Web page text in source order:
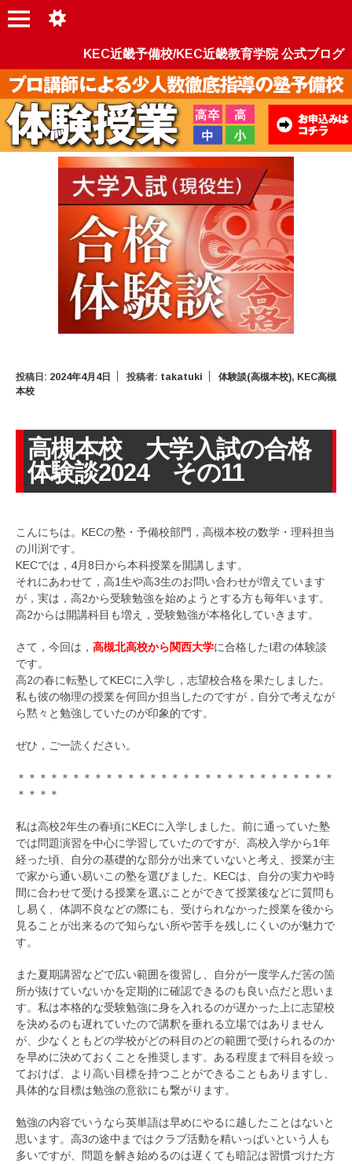
KEC近畿予備校/KEC近畿教育学院 公式ブログ
投稿日: 2024年4月4日 投稿者: takatuki 体験談(高槻本校), KEC高槻
本校
高槻本校 大学入試の合格
体験談2024 その11
こんにちは。KECの塾・予備校部門，高槻本校の数学・理科担当
の川渕です。
KECでは，4月8日から本科授業を開講します。
それにあわせて，高1生や高3生のお問い合わせが増えています
が，実は，高2から受験勉強を始めようとする方も毎年います。
高2からは開講科目も増え，受験勉強が本格化していきます。
さて，今回は， 高槻北高校から関西大学に合格したI君の体験談
です。
高2の春に転塾してKECに入学し，志望校合格を果たしました。
私も彼の物理の授業を何回か担当したのですが，自分で考えなが
ら黙々と勉強していたのが印象的です。
ぜひ，ご一読ください。
＊＊＊＊＊＊＊＊＊＊＊＊＊＊＊＊＊＊＊＊＊＊＊＊＊＊＊＊＊
＊＊＊＊
私は高校2年生の春頃にKECに入学しました。前に通っていた塾
では問題演習を中心に学習していたのですが、高校入学から1年
経った頃、自分の基礎的な部分が出来ていないと考え、授業が主
で家から通い易いこの塾を選びました。KECは、自分の実力や時
間に合わせて受ける授業を選ぶことができて授業後などに質問も
し易く、体調不良などの際にも、受けられなかった授業を後から
見ることが出来るので知らない所や苦手を残しにくいのが魅力で
す。
また夏期講習などで広い範囲を復習し、自分が一度学んだ筈の箇
所が抜けていないかを定期的に確認できるのも良い点だと思いま
す。私は本格的な受験勉強に身を入れるのが遅かった上に志望校
を決めるのも遅れていたので講釈を垂れる立場ではありません
が、少なくともどの学校がどの科目のどの範囲で受けられるのか
を早めに決めておくことを推奨します。ある程度まで科目を絞っ
ておけば、より高い目標を持つことができることもありますし、
具体的な目標は勉強の意欲にも繋がります。
勉強の内容でいうなら英単語は早めにやるに越したことはないと
思います。高3の途中まではクラブ活動を精いっぱいという人も
多いですが、問題を解き始めるのは遅くても暗記は習慣づけた方